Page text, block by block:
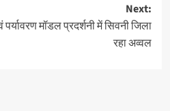
Next:
मॉडल प्रदर्शनी में सिवनी जिला
रहा अव्वल